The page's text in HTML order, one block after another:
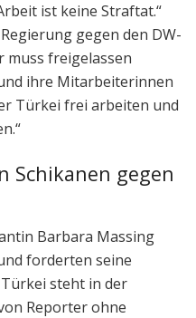
ist keine Straftat.“
gegen den DW-
muss freigelassen
ihre Mitarbeiterinnen
Türkei frei arbeiten und
Schikanen gegen
Barbara Massing
forderten seine
steht in der
Reporter ohne